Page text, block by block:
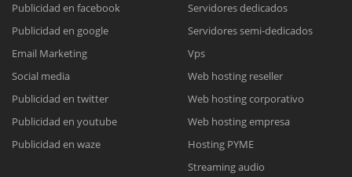
Reunión online
Meet para la reunión online.
Cotización
Chat Online
Todos nuestros ejecutivos están fuera de línea. Complete el formulario
Publicidad en facebook
Publicidad en google
Email Marketing
Social media
Publicidad en twitter
Publicidad en youtube
Publicidad en waze
Servidores dedicados
Servidores semi-dedicados
Vps
Web hosting reseller
Web hosting corporativo
Web hosting empresa
Hosting PYME
Streaming audio